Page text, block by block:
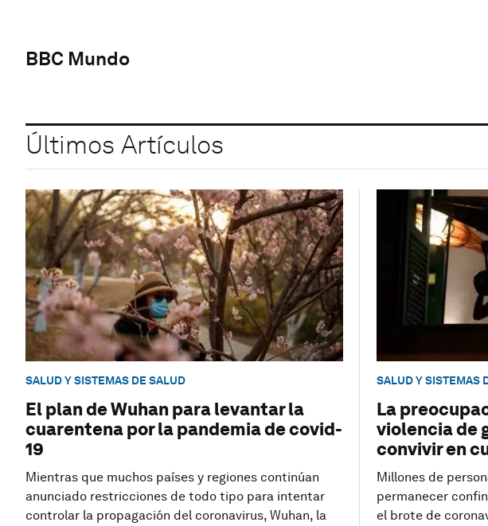
BBC Mundo
Últimos Artículos
SALUD Y SISTEMAS DE SALUD
El plan de Wuhan para levantar la
cuarentena por la pandemia de covid-
19
Mientras que muchos países y regiones continúan
anunciado restricciones de todo tipo para intentar
controlar la propagación del coronavirus, Wuhan, la
SALUD Y SISTEMAS
La
violencia de
convivir en
Millones de
permanecer
el brote de